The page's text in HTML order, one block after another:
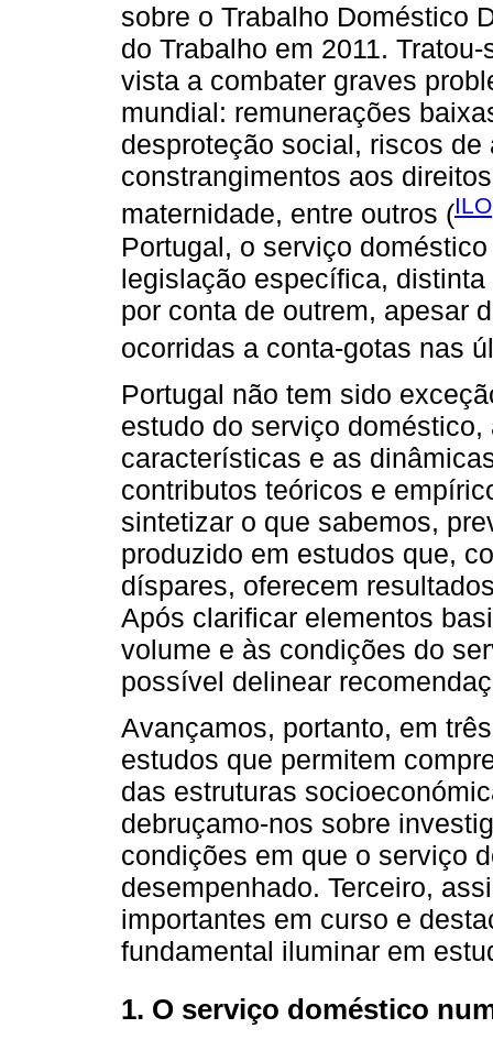
sobre o Trabalho Doméstico
do Trabalho em 2011.
vista a combater graves
mundial: remunerações
desproteção social, riscos
constrangimentos aos
maternidade, entre outros (
Portugal, o serviço
legislação específica,
por conta de outrem, apesar
ocorridas a conta-gotas nas
Portugal não tem sido
estudo do serviço
características e as
contributos teóricos e
sintetizar o que sabemos,
produzido em estudos que,
díspares, oferecem
Após clarificar elementos
volume e às condições do
possível delinear
Avançamos, portanto, em
estudos que permitem
das estruturas
debruçamo-nos sobre
condições em que o serviço
desempenhado. Terceiro,
importantes em curso e
fundamental iluminar em
1. O serviço doméstico